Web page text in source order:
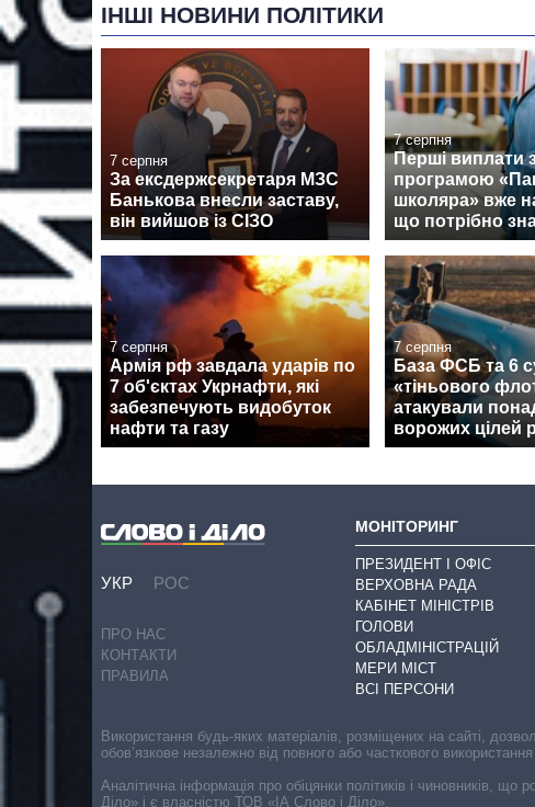
ІНШІ НОВИНИ ПОЛІТИКИ
7 серпня
За ексдержсекретаря МЗС
Банькова внесли заставу,
він вийшов із СІЗО
7 серпня
Перші виплати
програмою
школяра» вже
що потрібно
7 серпня
Армія рф завдала ударів по
7 об'єктах Укрнафти, які
забезпечують видобуток
нафти та газу
7 серпня
База ФСБ та 6
«тіньового
атакували
ворожих цілей
УКР РОС
ПРО НАС
КОНТАКТИ
ПРАВИЛА
МОНІТОРИНГ
ПРЕЗИДЕНТ І ОФІС
ВЕРХОВНА РАДА
КАБІНЕТ МІНІСТРІВ
ГОЛОВИ
ОБЛАДМІНІСТРАЦІЙ
МЕРИ МІСТ
ВСІ ПЕРСОНИ
Використання будь-яких матеріалів, розміщених на сайті,
обов’язкове незалежно від повного або часткового використання
Аналітична інформація про обіцянки політиків і чиновників,
Діло» і є власністю ТОВ «ІА Слово і Діло».